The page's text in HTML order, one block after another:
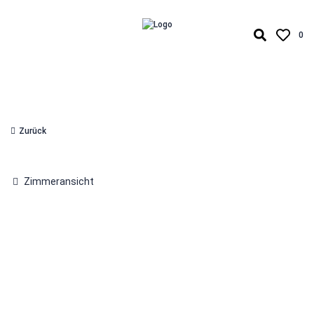
0
Zurück
Zimmeransicht